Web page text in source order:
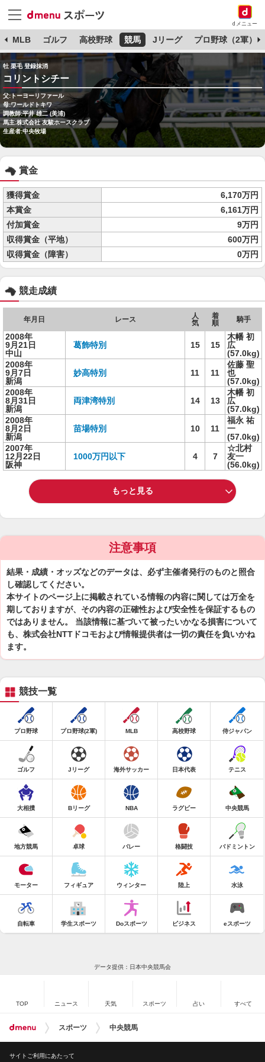
dメニュー
MLB ゴルフ 高校野球 競馬 Jリーグ プロ野球（2軍）
牡 栗毛 登録抹消
コリントシチー
父:トーヨーリファール
母:ワールドトキワ
調教師:平井 雄二 (美浦)
馬主:株式会社 友駿ホースクラブ
生産者:中央牧場
賞金
獲得賞金
6,170万円
本賞金
6,161万円
付加賞金
9万円
収得賞金（平地）
600万円
収得賞金（障害）
0万円
競走成績
年月日 レース
人
気
着
順
騎手
2008年
9月21日
中山
葛飾特別 15 15
木幡 初
広
(57.0kg)
2008年
9月7日
新潟
妙高特別 11 11
佐藤 聖
也
(57.0kg)
2008年
8月31日
新潟
両津湾特別 14 13
木幡 初
広
(57.0kg)
2008年
8月2日
新潟
苗場特別 10 11
福永 祐
一
(57.0kg)
2007年
12月22日
阪神
1000万円以下 4 7
☆北村
友一
(56.0kg)
もっと見る
注意事項
結果・成績・オッズなどのデータは、必ず主催者発行のものと照合
し確認してください。
本サイトのページ上に掲載されている情報の内容に関しては万全を
期しておりますが、その内容の正確性および安全性を保証するもの
ではありません。 当該情報に基づいて被ったいかなる損害について
も、株式会社NTTドコモおよび情報提供者は一切の責任を負いかね
ます。
競技一覧
プロ野球 プロ野球(2軍) MLB 高校野球 侍ジャパン
ゴルフ Jリーグ 海外サッカー 日本代表 テニス
大相撲 Bリーグ NBA ラグビー 中央競馬
地方競馬 卓球 バレー 格闘技 バドミントン
モーター フィギュア ウィンター 陸上 水泳
自転車 学生スポーツ Doスポーツ ビジネス eスポーツ
データ提供：日本中央競馬会
TOP ニュース 天気 スポーツ 占い すべて
スポーツ 中央競馬
サイトご利用にあたって